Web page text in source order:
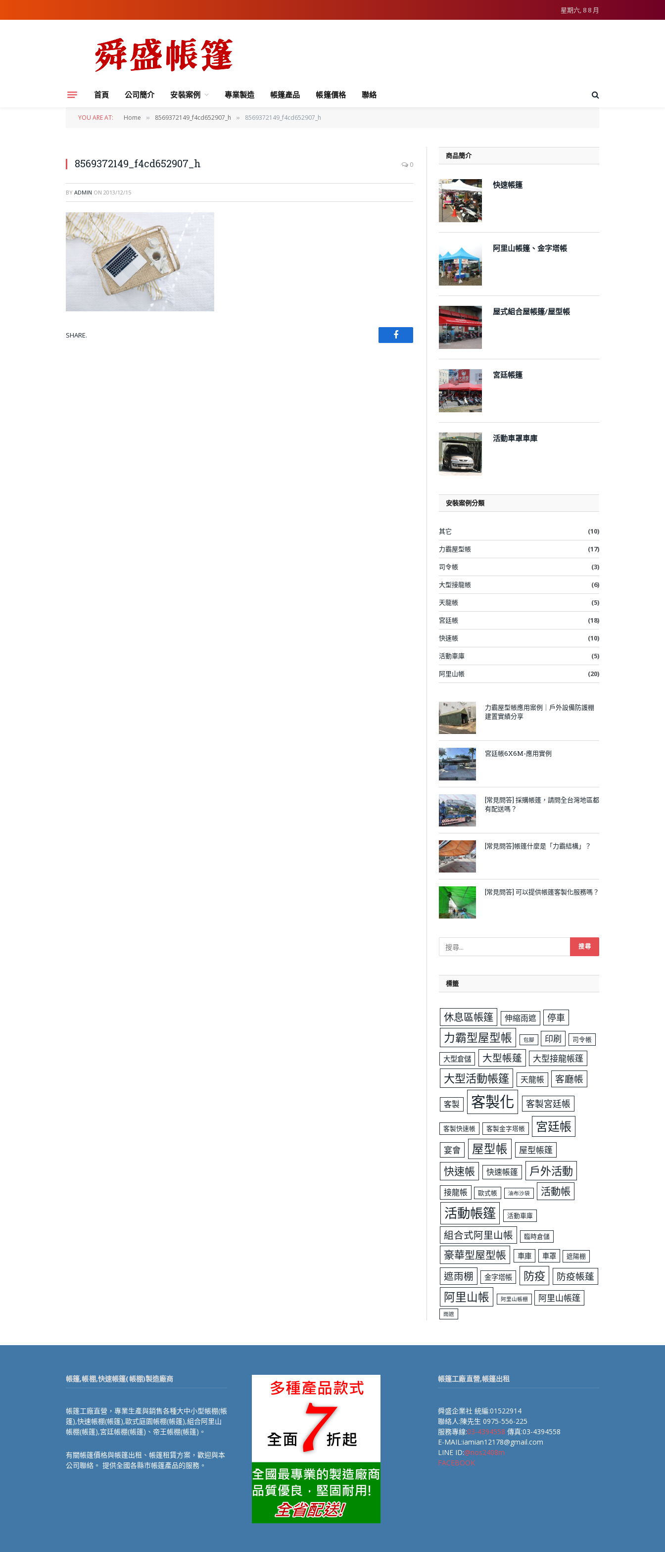
星期六, 8 8 月
首頁 公司簡介 安裝案例 專業製造 帳篷產品 帳篷價格 聯絡
YOU ARE AT: Home » 8569372149_f4cd652907_h » 8569372149_f4cd652907_h
8569372149_f4cd652907_h 0
BY ADMIN ON 2013/12/15
SHARE.
Facebook
商品簡介
快速帳篷
阿里山帳篷、金字塔帳
屋式組合屋帳篷/屋型帳
宮廷帳篷
活動車罩車庫
安裝案例分類
其它
(10)
力霸屋型帳
(17)
司令帳
(3)
大型接龍帳
(6)
天龍帳
(5)
宮廷帳
(18)
快速帳
(10)
活動車庫
(5)
阿里山帳
(20)
力霸屋型帳應用案例｜戶外設備防護棚
建置實績分享
宮廷帳6X6M-應用實例
[常見問答] 採購帳篷，請問全台灣地區都
有配送嗎？
[常見問答]帳篷什麼是「力霸結構」？
[常見問答] 可以提供帳篷客製化服務嗎？
標籤
休息區帳篷 伸縮雨遮 停車
力霸型屋型帳 包腳 印刷 司令帳
大型倉儲 大型帳蓬 大型接龍帳篷
大型活動帳篷 天龍帳 客廳帳
客製 客製化 客製宮廷帳
客製快速帳 客製金字塔帳 宮廷帳
宴會 屋型帳 屋型帳篷
快速帳 快速帳篷 戶外活動
接龍帳 歐式帳 油布沙袋 活動帳
活動帳篷 活動車庫
組合式阿里山帳 臨時倉儲
豪華型屋型帳 車庫 車罩 遮陽棚
遮雨棚 金字塔帳 防疫 防疫帳蓬
阿里山帳 阿里山帳棚 阿里山帳篷
雨遮
帳篷,帳棚,快速帳篷(帳棚)製造廠商
帳篷工廠直營，專業生產與銷售各種大中小型帳棚(帳
篷),快速帳棚(帳篷),歐式庭園帳棚(帳篷),組合阿里山
帳棚(帳篷),宮廷帳棚(帳篷)、帝王帳棚(帳篷)。
有關帳篷價格與帳篷出租、帳篷租賃方案，歡迎與本
公司聯絡。 提供全國各縣市帳篷產品的服務。
帳篷工廠直營,帳篷出租
舜盛企業社 統編:01522914
聯絡人:陳先生 0975-556-225
服務專線:03-4394558 傳真:03-4394558
E-MAIL:iamian12178@gmail.com
LINE ID:@nos2408m
FACEBOOK